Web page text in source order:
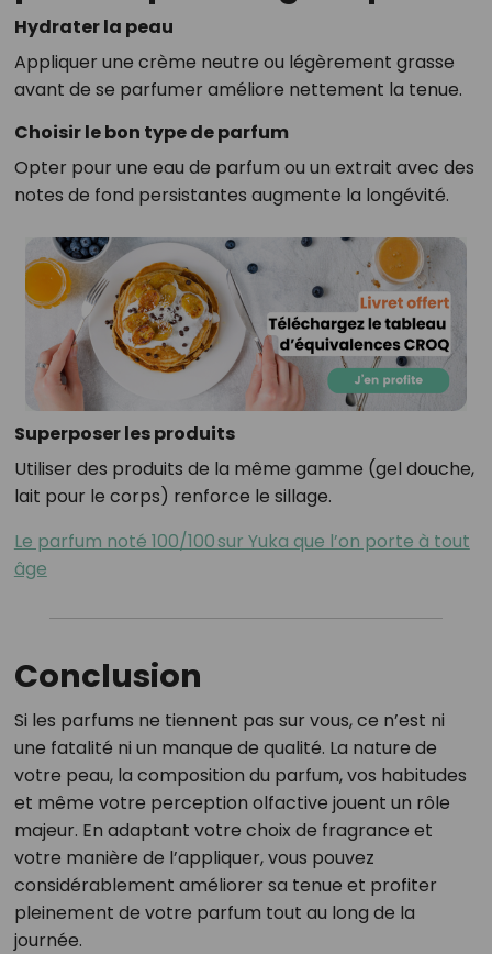
Hydrater la peau
Appliquer une crème neutre ou légèrement grasse
avant de se parfumer améliore nettement la tenue.
Choisir le bon type de parfum
Opter pour une eau de parfum ou un extrait avec des
notes de fond persistantes augmente la longévité.
Superposer les produits
Utiliser des produits de la même gamme (gel douche,
lait pour le corps) renforce le sillage.
Le parfum noté 100/100 sur Yuka que l’on porte à tout
âge
Conclusion
Si les parfums ne tiennent pas sur vous, ce n’est ni
une fatalité ni un manque de qualité. La nature de
votre peau, la composition du parfum, vos habitudes
et même votre perception olfactive jouent un rôle
majeur. En adaptant votre choix de fragrance et
votre manière de l’appliquer, vous pouvez
considérablement améliorer sa tenue et profiter
pleinement de votre parfum tout au long de la
journée.